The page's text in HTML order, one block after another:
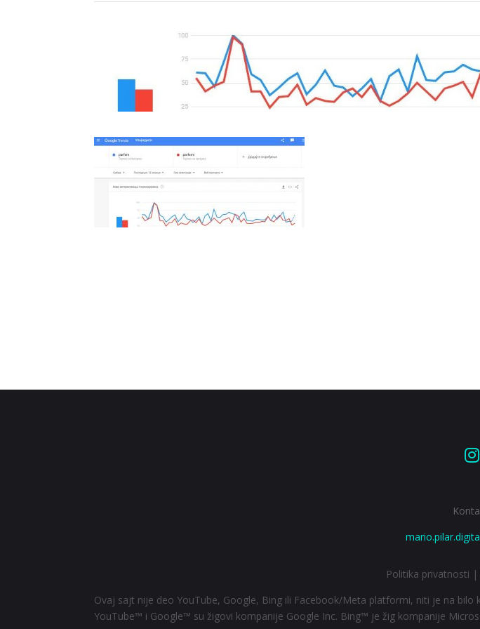

Politika privatnosti |
Ovaj sajt nije deo YouTube, Google, Bing ili Facebook/Meta platformi, niti je na
YouTube™ i Google™ su žigovi kompanije Google Inc. Bing™ je žig kompanije